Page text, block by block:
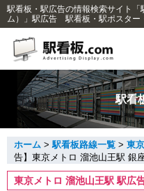
駅看板・駅広告の情報検索サイト「
ム）」駅広告 駅看板・駅ポスター
駅看
ホーム > 駅看板路線一覧 > 東
告】東京メトロ 溜池山王駅 銀
東京メトロ 溜池山王駅 駅広